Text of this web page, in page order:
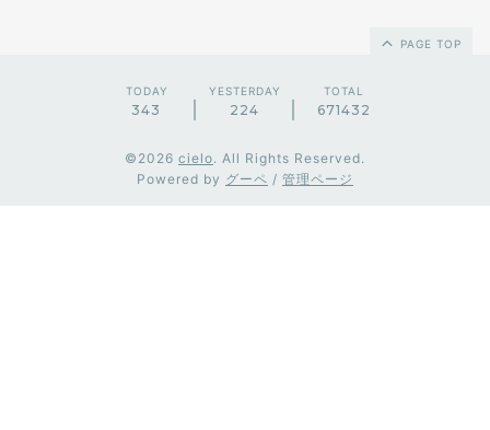
PAGE TOP
TODAY
343
YESTERDAY
224
TOTAL
671432
©2026 cielo. All Rights Reserved.
Powered by グーペ / 管理ページ